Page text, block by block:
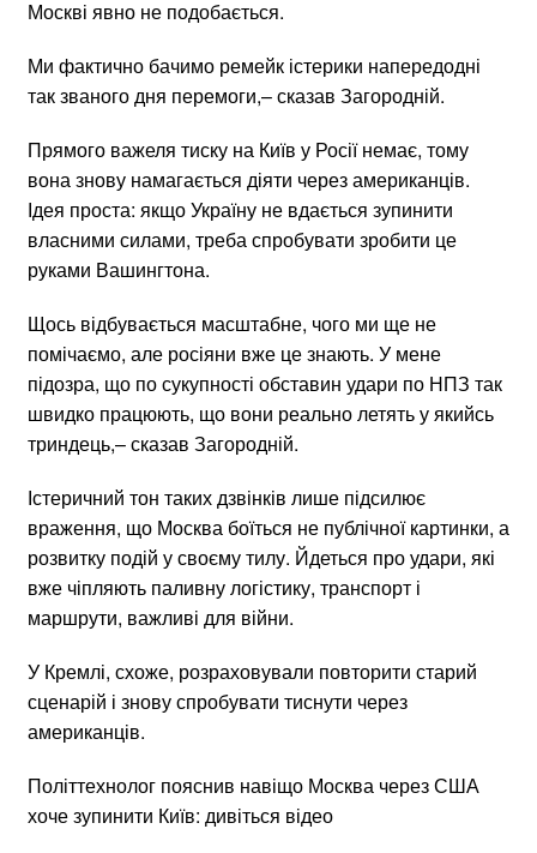
Москві явно не подобається.
Ми фактично бачимо ремейк істерики напередодні
так званого дня перемоги,– сказав Загородній.
Прямого важеля тиску на Київ у Росії немає, тому
вона знову намагається діяти через американців.
Ідея проста: якщо Україну не вдається зупинити
власними силами, треба спробувати зробити це
руками Вашингтона.
Щось відбувається масштабне, чого ми ще не
помічаємо, але росіяни вже це знають. У мене
підозра, що по сукупності обставин удари по НПЗ так
швидко працюють, що вони реально летять у якийсь
триндець,– сказав Загородній.
Істеричний тон таких дзвінків лише підсилює
враження, що Москва боїться не публічної картинки, а
розвитку подій у своєму тилу. Йдеться про удари, які
вже чіпляють паливну логістику, транспорт і
маршрути, важливі для війни.
У Кремлі, схоже, розраховували повторити старий
сценарій і знову спробувати тиснути через
американців.
Політтехнолог пояснив навіщо Москва через США
хоче зупинити Київ: дивіться відео